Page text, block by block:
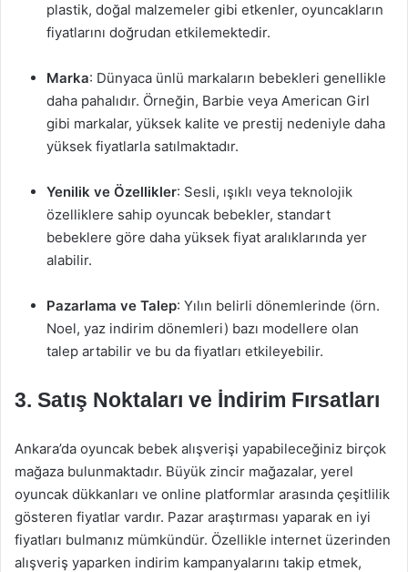
plastik, doğal malzemeler gibi etkenler, oyuncakların
fiyatlarını doğrudan etkilemektedir.
Marka: Dünyaca ünlü markaların bebekleri genellikle
daha pahalıdır. Örneğin, Barbie veya American Girl
gibi markalar, yüksek kalite ve prestij nedeniyle daha
yüksek fiyatlarla satılmaktadır.
Yenilik ve Özellikler: Sesli, ışıklı veya teknolojik
özelliklere sahip oyuncak bebekler, standart
bebeklere göre daha yüksek fiyat aralıklarında yer
alabilir.
Pazarlama ve Talep: Yılın belirli dönemlerinde (örn.
Noel, yaz indirim dönemleri) bazı modellere olan
talep artabilir ve bu da fiyatları etkileyebilir.
3. Satış Noktaları ve İndirim Fırsatları
Ankara’da oyuncak bebek alışverişi yapabileceğiniz birçok
mağaza bulunmaktadır. Büyük zincir mağazalar, yerel
oyuncak dükkanları ve online platformlar arasında çeşitlilik
gösteren fiyatlar vardır. Pazar araştırması yaparak en iyi
fiyatları bulmanız mümkündür. Özellikle internet üzerinden
alışveriş yaparken indirim kampanyalarını takip etmek,